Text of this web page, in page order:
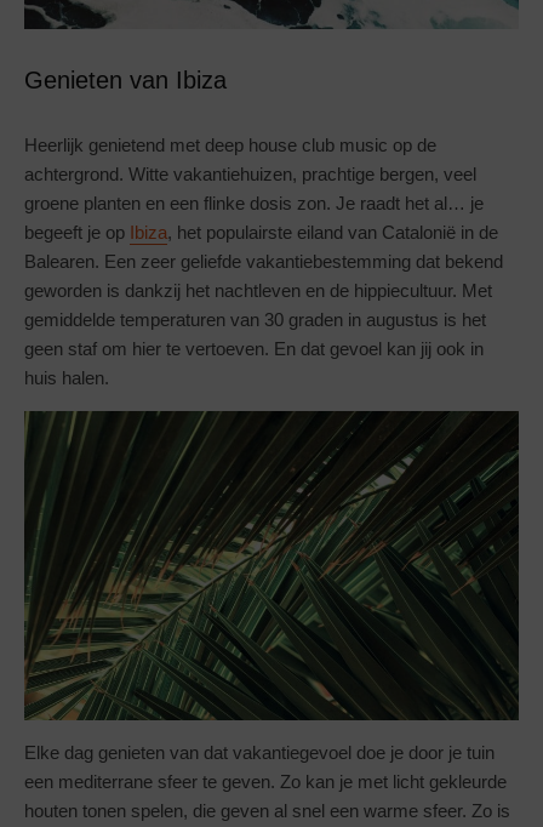
Genieten van Ibiza
Heerlijk genietend met deep house club music op de
achtergrond. Witte vakantiehuizen, prachtige bergen, veel
groene planten en een flinke dosis zon. Je raadt het al… je
begeeft je op Ibiza, het populairste eiland van Catalonië in de
Balearen. Een zeer geliefde vakantiebestemming dat bekend
geworden is dankzij het nachtleven en de hippiecultuur. Met
gemiddelde temperaturen van 30 graden in augustus is het
geen staf om hier te vertoeven. En dat gevoel kan jij ook in
huis halen.
Elke dag genieten van dat vakantiegevoel doe je door je tuin
een mediterrane sfeer te geven. Zo kan je met licht gekleurde
houten tonen spelen, die geven al snel een warme sfeer. Zo is